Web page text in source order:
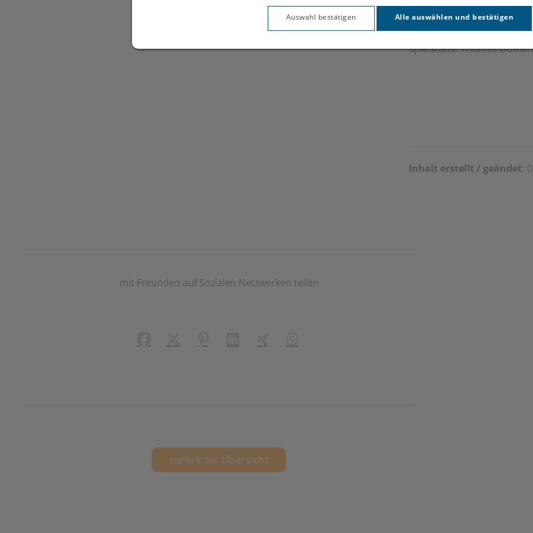
Spielstätte: Thomas
Inhalt erstellt / geändet:
mit Freunden auf Sozialen Netzwerken teilen
zurück zur Übersicht
Auswahl bestätigen Alle auswählen und bestätigen